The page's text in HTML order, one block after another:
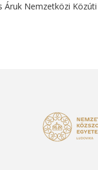
Nemzetközi